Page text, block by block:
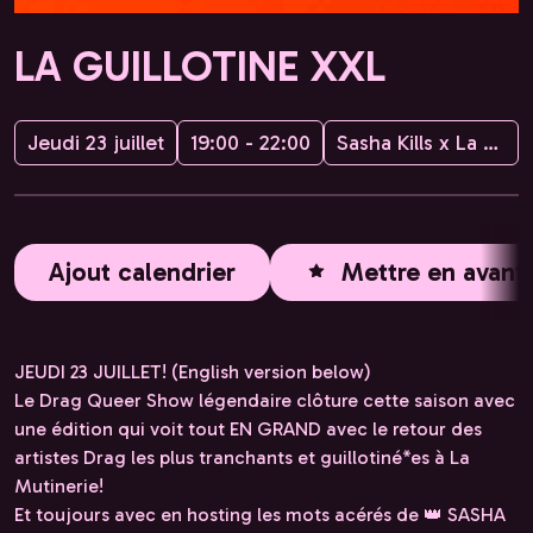
LA GUILLOTINE XXL
Jeudi 23 juillet 19:00 - 22:00 Sasha Kills x La Mutinerie
Ajout calendrier Mettre en avant
JEUDI 23 JUILLET! (English version below)
Le Drag Queer Show légendaire clôture cette saison avec
une édition qui voit tout EN GRAND avec le retour des
artistes Drag les plus tranchants et guillotiné*es à La
Mutinerie!
Et toujours avec en hosting les mots acérés de 👑 SASHA